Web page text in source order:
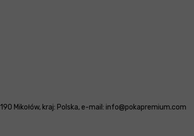
Mikołów, kraj: Polska, e-mail: info@pokapremium.com